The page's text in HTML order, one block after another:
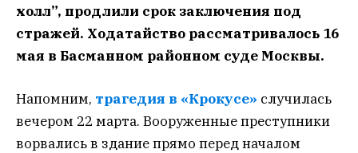
холл”, продлили срок заключения под
стражей. Ходатайство рассматривалось 16
мая в Басманном районном суде Москвы.
Напомним, трагедия в «Крокусе» случилась
вечером 22 марта. Вооруженные преступники
ворвались в здание прямо перед началом